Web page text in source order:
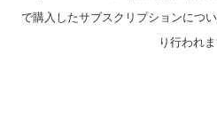
で購入したサブスクリプションにつ
り行われま